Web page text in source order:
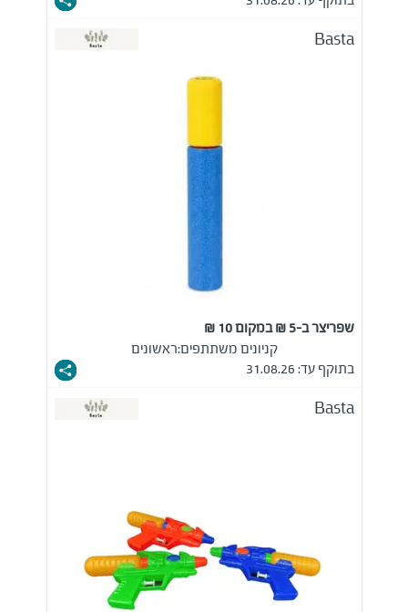
Basta
שפריצר ב-5 ₪ במקום 10 ₪
קניונים משתתפים:ראשונים
בתוקף עד: 31.08.26
Basta